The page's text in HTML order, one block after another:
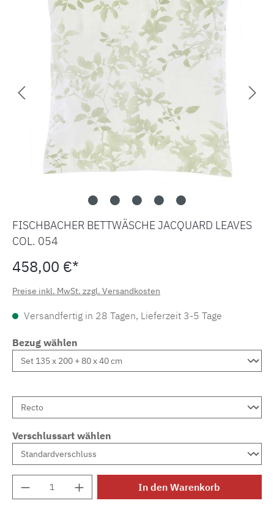
FISCHBACHER BETTWÄSCHE JACQUARD LEAVES
COL. 054
458,00 €*
Preise inkl. MwSt. zzgl. Versandkosten
Versandfertig in 28 Tagen, Lieferzeit 3-5 Tage
Bezug wählen
Verschlussart wählen
Produkt Anzahl: Gib den gewünschten
In den Warenkorb